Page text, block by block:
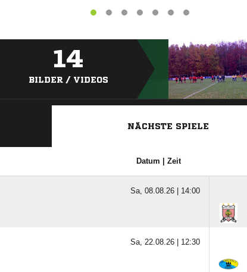
14
BILDER / VIDEOS
NÄCHSTE SPIELE
Datum | Zeit
Sa, 08.08.26 | 14:00
Sa, 22.08.26 | 12:30